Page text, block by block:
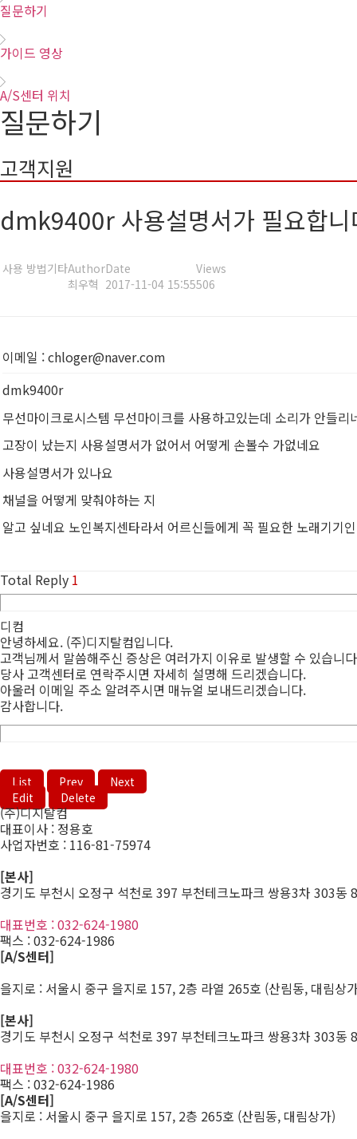
질문하기
가이드 영상
A/S센터 위치
질문하기
고객지원
dmk9400r 사용설명서가 필요합니
사용 방법기타Author
최우혁
Date
2017-11-04 15:55
Views
506
이메일 :chloger@naver.com
dmk9400r
무선마이크로시스템 무선마이크를 사용하고있는데 소리가 안들리
고장이 났는지 사용설명서가 없어서 어떻게 손볼수 가없네요
사용설명서가 있나요
채널을 어떻게 맞춰야하는 지
알고 싶네요 노인복지센타라서 어르신들에게 꼭 필요한 노래기기
Total Reply 1
디컴
안녕하세요. (주)디지탈컴입니다.
고객님께서 말씀해주신 증상은 여러가지 이유로 발생할 수 있습니
당사 고객센터로 연락주시면 자세히 설명해 드리겠습니다.
아울러 이메일 주소 알려주시면 매뉴얼 보내드리겠습니다.
감사합니다.
List Prev
Next
Edit
Delete
(주)디지탈컴
대표이사 : 정용호
사업자번호 : 116-81-75974
[본사]
경기도 부천시 오정구 석천로 397 부천테크노파크 쌍용3차 303
대표번호 : 032-624-1980
팩스 :032-624-1986
[A/S센터]
을지로 : 서울시 중구 을지로 157, 2층 라열 265호 (산림동, 대림상
[본사]
경기도 부천시 오정구 석천로 397 부천테크노파크 쌍용3차 303
대표번호 : 032-624-1980
팩스 :032-624-1986
[A/S센터]
을지로 : 서울시 중구 을지로 157, 2층 265호 (산림동, 대림상가)